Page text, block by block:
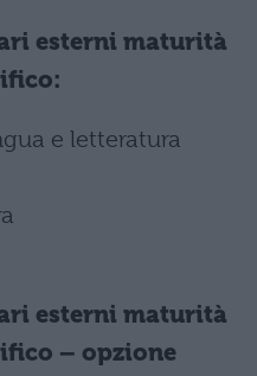
esterni maturità
e letteratura
esterni maturità
– opzione